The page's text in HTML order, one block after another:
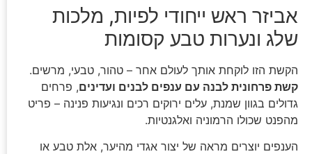
אביזר ראש ייחודי לפיות, מלכות
שלג ונערות טבע קסומות
הקשת הזו לוקחת אותך לעולם אחר – טהור, טבעי, מרשים.
קשת פרחונית לבנה עם ענפים לבנים ועדינים, פרחים
גדולים בגוון שמנת, עלים ירוקים רכים ונגיעות פנינה – פריט
מהפנט שכולו הרמוניה ואלגנטיות.
הענפים יוצרים מראה של יצור אגדי מהיער, אלת טבע או